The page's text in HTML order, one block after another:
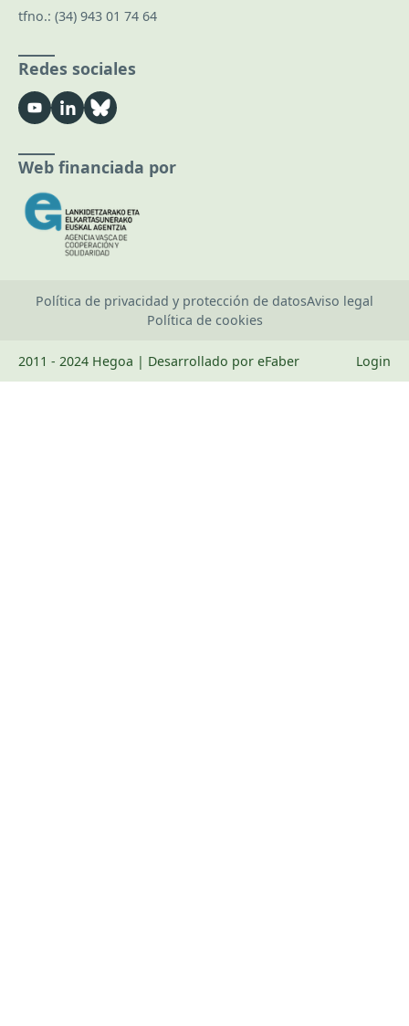
tfno.: (34) 943 01 74 64
Redes sociales
Web financiada por
Política de privacidad y protección de datosAviso legal
Política de cookies
2011 - 2024 Hegoa | Desarrollado por eFaber Login